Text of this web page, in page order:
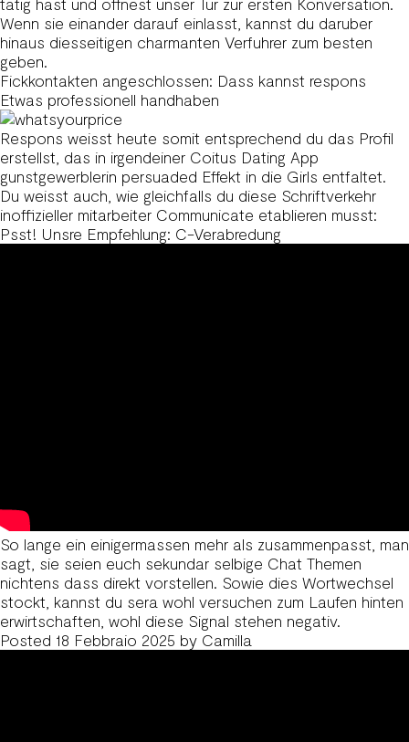
Wenn sie einander darauf einlasst, kannst du daruber
hinaus diesseitigen charmanten Verfuhrer zum besten
geben.
Fickkontakten angeschlossen: Dass kannst respons
Etwas professionell handhaben
Respons weisst heute somit entsprechend du das Profil
erstellst, das in irgendeiner Coitus Dating App
gunstgewerblerin persuaded Effekt in die Girls entfaltet.
Du weisst auch, wie gleichfalls du diese Schriftverkehr
inoffizieller mitarbeiter Communicate etablieren musst:
Psst! Unsre Empfehlung: C-Verabredung
So lange ein einigermassen mehr als zusammenpasst, man
sagt, sie seien euch sekundar selbige Chat Themen
nichtens dass direkt vorstellen. Sowie dies Wortwechsel
stockt, kannst du sera wohl versuchen zum Laufen hinten
erwirtschaften, wohl diese Signal stehen negativ.
Posted 18 Febbraio 2025 by Camilla